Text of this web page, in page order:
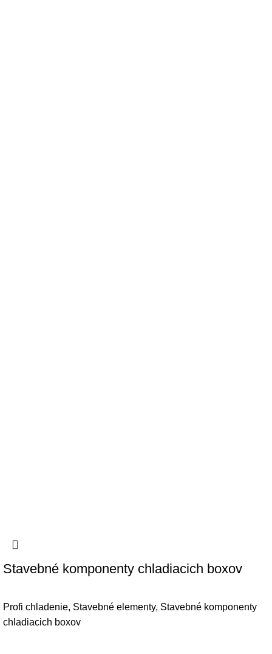
Stavebné komponenty chladiacich boxov
Profi chladenie, Stavebné elementy, Stavebné komponenty
chladiacich boxov